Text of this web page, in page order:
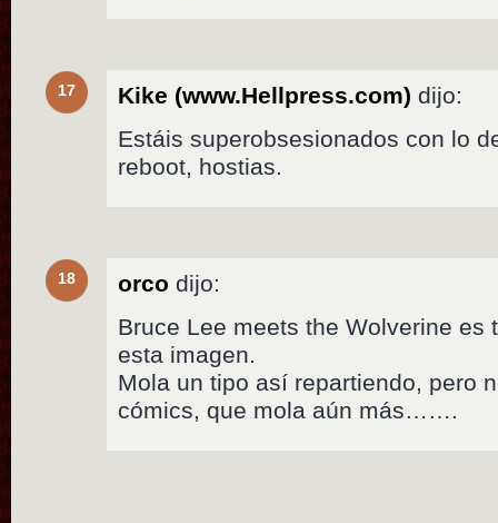
17 Kike (www.Hellpress.com) dijo:
Estáis superobsesionados con lo
reboot, hostias.
18 orco dijo:
Bruce Lee meets the Wolverine es
esta imagen.
Mola un tipo así repartiendo, pero
cómics, que mola aún más…….